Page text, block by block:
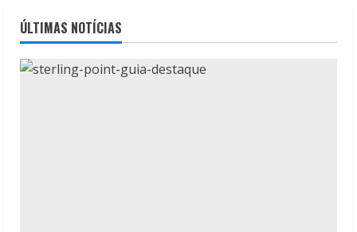
ÚLTIMAS NOTÍCIAS